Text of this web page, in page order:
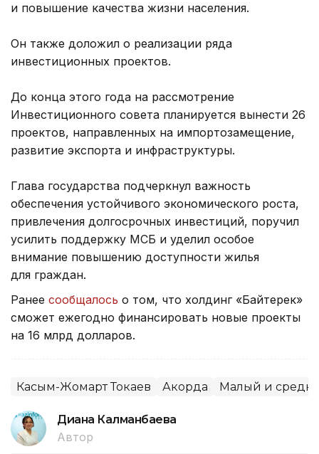
и повышение качества жизни населения.
Он также доложил о реализации ряда
инвестиционных проектов.
До конца этого года на рассмотрение
Инвестиционного совета планируется вынести 26
проектов, направленных на импортозамещение,
развитие экспорта и инфраструктуры.
Глава государства подчеркнул важность
обеспечения устойчивого экономического роста,
привлечения долгосрочных инвестиций, поручил
усилить поддержку МСБ и уделил особое
внимание повышению доступности жилья
для граждан.
Ранее сообщалось о том, что холдинг «Байтерек»
сможет ежегодно финансировать новые проекты
на 16 млрд долларов.
Касым-Жомарт Токаев Акорда Малый и
Диана Калманбаева
Автор